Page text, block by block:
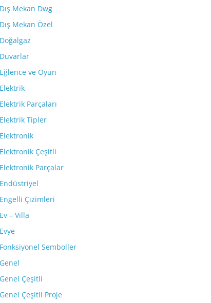
Dış Mekan Dwg
Dış Mekan Özel
Doğalgaz
Duvarlar
Eğlence ve Oyun
Elektrik
Elektrik Parçaları
Elektrik Tipler
Elektronik
Elektronik Çeşitli
Elektronik Parçalar
Endüstriyel
Engelli Çizimleri
Ev – Villa
Evye
Fonksiyonel Semboller
Genel
Genel Çeşitli
Genel Çeşitli Proje